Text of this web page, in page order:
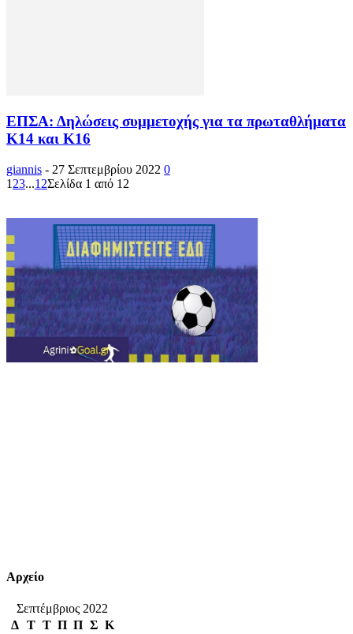
ΕΠΣΑ: Δηλώσεις συμμετοχής για τα πρωταθλήματα
Κ14 και Κ16
giannis - 27 Σεπτεμβρίου 2022 0
1 23...12Σελίδα 1 από 12
Αρχείο
Σεπτέμβριος 2022
Δ Τ Τ Π Π Σ Κ